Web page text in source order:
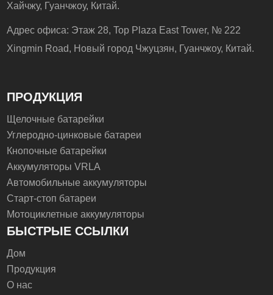
Хайчжу, Гуанчжоу, Китай.
Адрес офиса: Этаж 28, Top Plaza East Tower, № 222
Xingmin Road, Новый город Чжуцзян, Гуанчжоу, Китай.
ПРОДУКЦИЯ
Щелочные батарейки
Углеродно-цинковые батареи
Кнопочные батарейки
Аккумуляторы VRLA
Автомобильные аккумуляторы
Старт-стоп батареи
Мотоциклетные аккумуляторы
БЫСТРЫЕ ССЫЛКИ
Дом
Продукция
О нас